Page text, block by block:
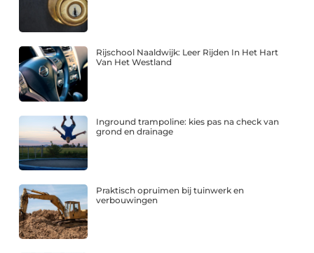
Rijschool Naaldwijk: Leer Rijden In Het Hart
Van Het Westland
Inground trampoline: kies pas na check van
grond en drainage
Praktisch opruimen bij tuinwerk en
verbouwingen